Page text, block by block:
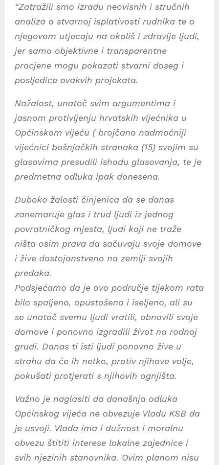
“Zatražili smo izradu neovisnih i stručnih
analiza o stvarnoj isplativosti rudnika te o
njegovom utjecaju na okoliš i zdravlje ljudi,
jer samo objektivne i transparentne
procjene mogu pokazati stvarni doseg i
posljedice ovakvih projekata.
Nažalost, unatoč svim argumentima i
jasnom protivljenju hrvatskih vijećnika u
Općinskom vijeću ( brojčano nadmoćniji
vijećnici bošnjačkih stranaka (15) svojim su
glasovima presudili ishodu glasovanja, te je
predmetna odluka ipak donesena.
Duboko žalosti činjenica da se danas
zanemaruje glas i trud ljudi iz jednog
povratničkog mjesta, ljudi koji ne traže
ništa osim prava da sačuvaju svoje domove
i žive dostojanstveno na zemlji svojih
predaka.
Podsjećamo da je ovo područje tijekom rata
bilo spaljeno, opustošeno i iseljeno, ali su
se unatoč svemu ljudi vratili, obnovili svoje
domove i ponovno izgradili život na rodnoj
grudi. Danas ti isti ljudi ponovno žive u
strahu da će ih netko, protiv njihove volje,
pokušati protjerati s njihovih ognjišta.
Važno je naglasiti da današnja odluka
Općinskog vijeća ne obvezuje Vladu KSB da
je usvoji. Vlada ima i dužnost i moralnu
obvezu štititi interese lokalne zajednice i
svih njezinih stanovnika. Ovim planom nisu